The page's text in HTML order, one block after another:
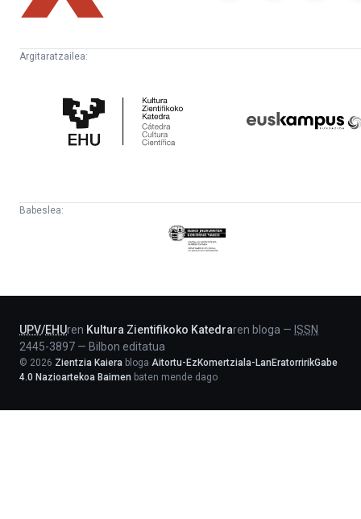
Argitaratzailea:
Zientifikoko
Katedra
Babeslea:
Eusko
Jaurlaritza
UPV/EHUren Kultura Zientifikoko Katedraren bloga — ISSN
2445-3897 — Bilbon editatua
© 2026 Zientzia Kaiera bloga Aitortu-EzKomertziala-LanEratorririkGabe
4.0 Nazioartekoa Baimen baten mende dago